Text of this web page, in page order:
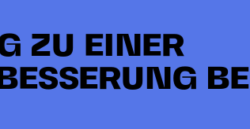
ZU EINER
BEI